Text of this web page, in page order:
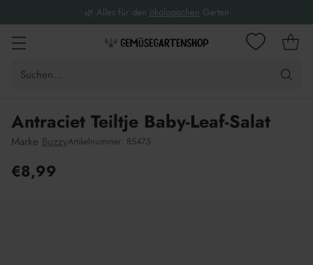
🌿 Alles für den ökologischen Garten
Suchen…
Antraciet Teiltje Baby-Leaf-Salat
Marke BuzzyArtikelnummer: 85475
Unverbindliche
€8,99